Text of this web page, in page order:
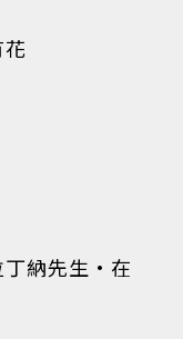
丁納先生•在